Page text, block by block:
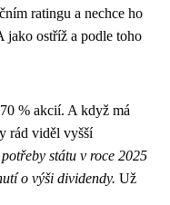
ratingu a nechce ho
ostříž a podle toho
% akcií. A když má
rád viděl vyšší
státu v roce 2025
o výši dividendy. Už